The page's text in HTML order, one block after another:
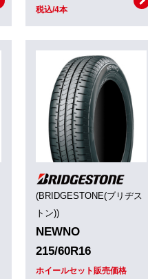
税込/4本
(BRIDGESTONE(ブリヂス
トン))
NEWNO
215/60R16
ホイールセット販売価格